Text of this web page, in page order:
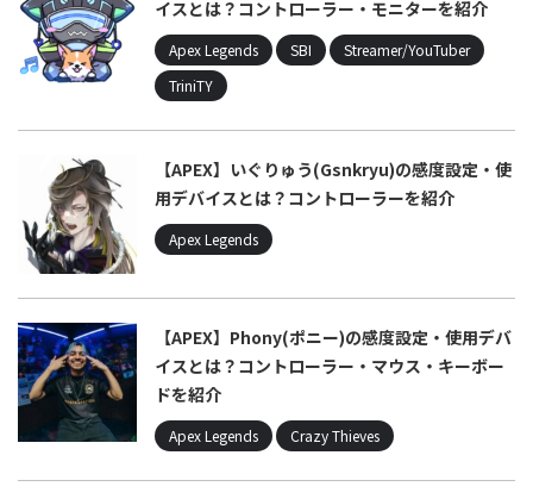
イスとは？コントローラー・モニターを紹介
Apex Legends SBI
Streamer/YouTuber
TriniTY
【APEX】いぐりゅう(Gsnkryu)の感度設定・使
用デバイスとは？コントローラーを紹介
Apex Legends
【APEX】Phony(ポニー)の感度設定・使用デバ
イスとは？コントローラー・マウス・キーボー
ドを紹介
Apex Legends Crazy Thieves